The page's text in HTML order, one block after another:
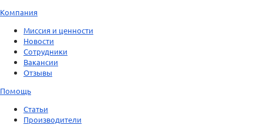
Компания
Миссия и ценности
Новости
Сотрудники
Вакансии
Отзывы
Помощь
Статьи
Производители